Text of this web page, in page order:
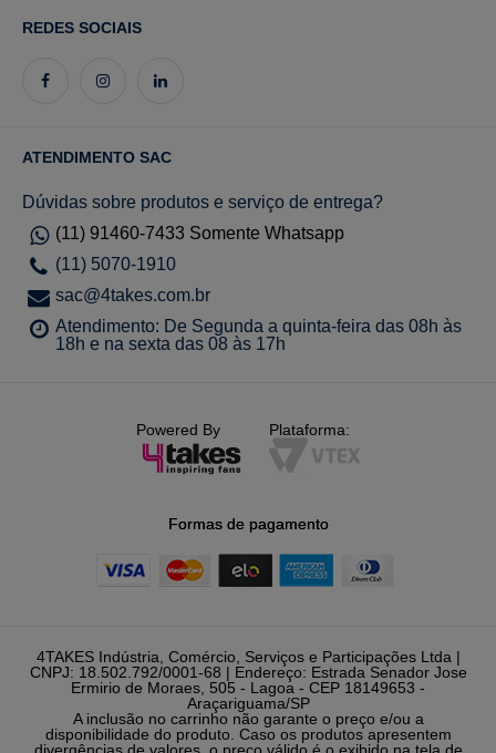
REDES SOCIAIS
ATENDIMENTO SAC
Dúvidas sobre produtos e serviço de entrega?
(11) 91460-7433 Somente Whatsapp
(11) 5070-1910
sac@4takes.com.br
Atendimento: De Segunda a quinta-feira das 08h às
18h e na sexta das 08 às 17h
Powered By Plataforma:
Formas de pagamento
4TAKES Indústria, Comércio, Serviços e Participações Ltda |
CNPJ: 18.502.792/0001-68 | Endereço: Estrada Senador Jose
Ermirio de Moraes, 505 - Lagoa - CEP 18149653 -
Araçariguama/SP
A inclusão no carrinho não garante o preço e/ou a
disponibilidade do produto. Caso os produtos apresentem
divergências de valores, o preço válido é o exibido na tela de